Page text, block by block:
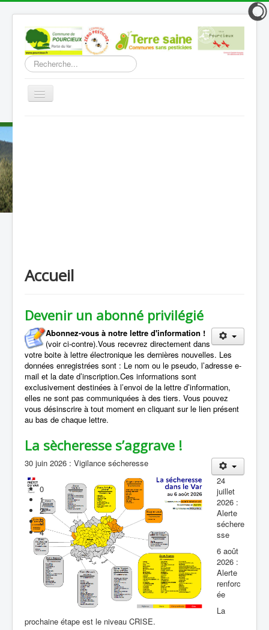
Rechercher
Basculer
0
1
2
3
4
Accueil
Devenir un abonné privilégié
Abonnez-vous à notre lettre d'information !
(voir ci-contre).Vous recevrez directement dans
votre boite à lettre électronique les dernières nouvelles. Les
données enregistrées sont : Le nom ou le pseudo, l’adresse e-
mail et la date d’inscription.Ces informations sont
exclusivement destinées à l’envoi de la lettre d’information,
elles ne sont pas communiquées à des tiers. Vous pouvez
vous désinscrire à tout moment en cliquant sur le lien présent
au bas de chaque lettre.
La sècheresse s’aggrave !
30 juin 2026 : Vigilance sécheresse
24
juillet
2026 :
Alerte
séchere
sse
6 août
2026 :
Alerte
renforc
ée
La
prochaine étape est le niveau CRISE.